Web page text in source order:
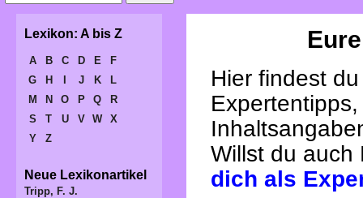
Hier findest
Willst du
dich als
Lexikon: A bis Z
A B C D E
F
G
H J K
L
M
N O P Q
R
S
T U V W
X
Y
Z
Neue Lexikonartikel
Tripp, F. J.